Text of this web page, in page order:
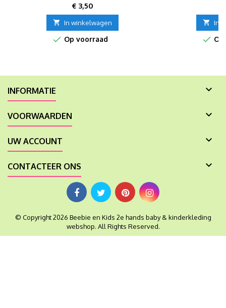
Prijs
€ 3,50
 In winkelwagen
 Op voorraad
 In

INFORMATIE 
VOORWAARDEN 
UW ACCOUNT 
CONTACTEER ONS 
© Copyright 2026 Beebie en Kids 2e hands baby & kinderkleding
webshop. All Rights Reserved.